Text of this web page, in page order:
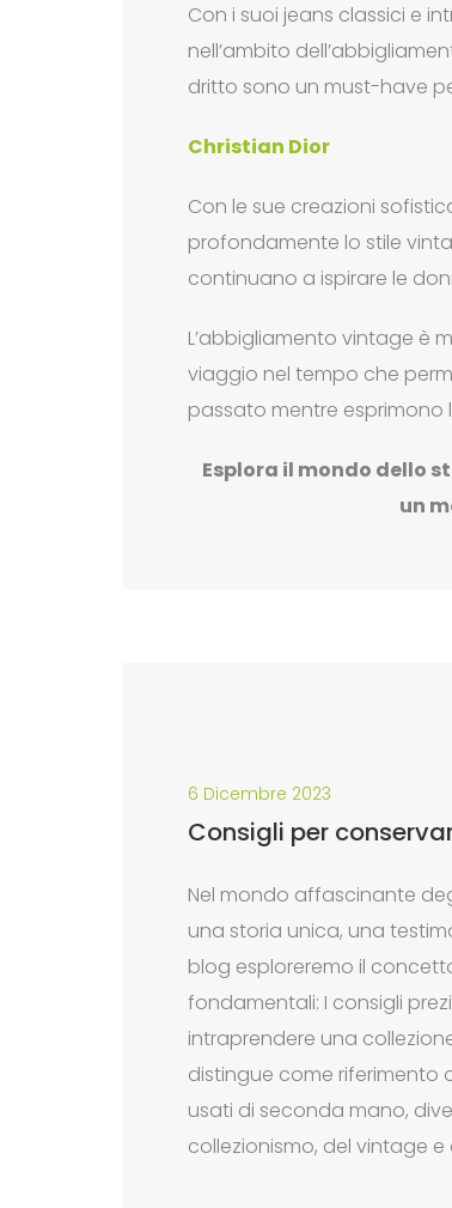
Con i suoi jeans classici e
nell’ambito
dritto sono un must-have
Christian Dior
Con le sue creazioni
profondamente lo stile
continuano a ispirare le
L’abbigliamento vintage è
viaggio nel tempo che
passato mentre esprimono
Esplora il mondo dello
un
6 Dicembre 2023
Consigli per
Nel mondo affascinante
una storia unica, una
blog esploreremo il
fondamentali: I consigli
intraprendere una
distingue come riferimento
usati di seconda mano,
collezionismo, del vintage e